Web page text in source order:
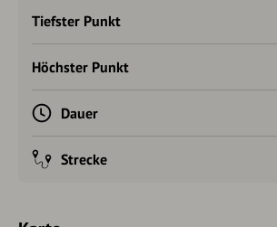
Tiefster Punkt
Höchster Punkt
Dauer
Strecke